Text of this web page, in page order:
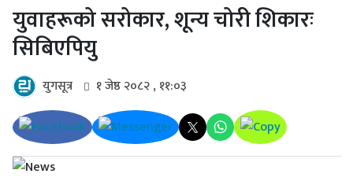
युवाहरूको सरोकार, शून्य चोरी शिकारः
सिबिएपियु
युगसूत्र १ जेष्ठ २०८२ , ११:०३